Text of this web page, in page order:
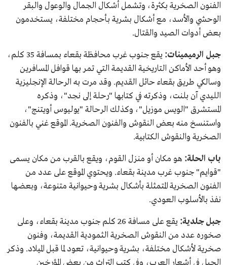
الفنون الصخرية بكثرة، وتشمل أشكال الجمال والوعول والبقر
الوحشي والأسد، مع أشكال بشرية بأحجام مختلفة، يستخدمون
بعض أدوات الصيد والقتال.
جبل الرميمينات:
يقع جنوب غرب محافظة بقعاء بمسافة 35 كلم،
وهو أحد الأماكن التاريخية القديمة التي تمر بها قوافل المسافرين
وسالكي طريق بقعاء حائل القديم. وقد مرت به الرحالة الإنجليزية
الليدي آن بلنت، وذكرته في كتابها "رحلة إلى نجد"، وذكره
المستشرق "الويس موزيل"، وكذلك الرحالة "يوليوس أويتنج"،
واستنسخ منه بعض النقوش والفنون الصخرية. الموقع غني بالفنون
الصخرية والنقوش الكتابية.
باب الحلة: هو مكان أو منزل القوم، ويقع بالقرب من مكان يسمى
"قوايم" جنوب غرب مدينة بقعاء. ويحتوي الموقع على عدد من
الفنون الصخرية المتمثلة بأشكال بشرية وحيوانية متنوعة، وبعضها
نفذ بالأسلوب العودي.
جبل جلدية:
يقع على مسافة 26 كلم جنوب مدينة بقعاء، وعلى
صخوره عدد من النقوش الصخرية الثمودية القديمة، وفنون
صخرية لأشكال مختلفة، بشرية وحيوانية، تعود لما قبل الميلاد. وذكر
الجبل في أشعار العرب، وفي كتب التراث من بعض المؤرخين